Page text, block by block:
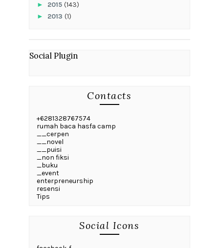
► 2015 (143)
► 2013 (1)
Social Plugin
Contacts
+6281328767574
rumah baca hasfa camp
__cerpen
__novel
__puisi
_non fiksi
_buku
_event
enterpreneurship
resensi
Tips
Social Icons